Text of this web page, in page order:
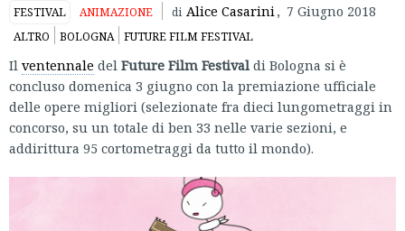
FESTIVAL ANIMAZIONE di Alice Casarini, 7 Giugno 2018
ALTRO BOLOGNA FUTURE FILM FESTIVAL
Il ventennale del Future Film Festival di Bologna si è
concluso domenica 3 giugno con la premiazione ufficiale
delle opere migliori (selezionate fra dieci lungometraggi in
concorso, su un totale di ben 33 nelle varie sezioni, e
addirittura 95 cortometraggi da tutto il mondo).